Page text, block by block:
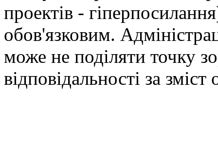
проектів -
обов'язковим.
може не поділяти точку
відповідальності за